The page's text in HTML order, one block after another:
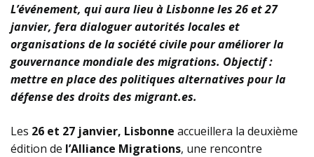
L’événement, qui aura lieu à Lisbonne les 26 et 27
janvier, fera dialoguer autorités locales et
organisations de la société civile pour améliorer la
gouvernance mondiale des migrations. Objectif :
mettre en place des politiques alternatives pour la
défense des droits des migrant.es.
Les 26 et 27 janvier, Lisbonne accueillera la deuxième
édition de l’Alliance Migrations, une rencontre